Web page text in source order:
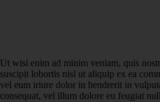
Ut wisi enim ad minim veniam, quis
suscipit lobortis nisl ut aliquip ex ea
vel eum iriure dolor in hendrerit in
consequat, vel illum dolore eu feugiat